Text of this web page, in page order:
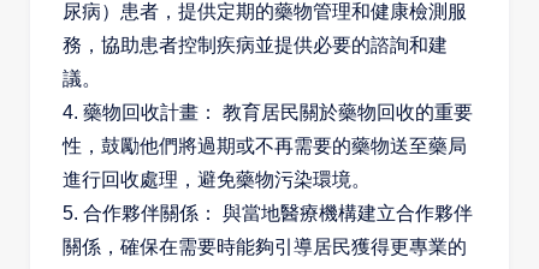
尿病）患者，提供定期的藥物管理和健康檢測服
務，協助患者控制疾病並提供必要的諮詢和建
議。
4. 藥物回收計畫： 教育居民關於藥物回收的重要
性，鼓勵他們將過期或不再需要的藥物送至藥局
進行回收處理，避免藥物污染環境。
5. 合作夥伴關係： 與當地醫療機構建立合作夥伴
關係，確保在需要時能夠引導居民獲得更專業的